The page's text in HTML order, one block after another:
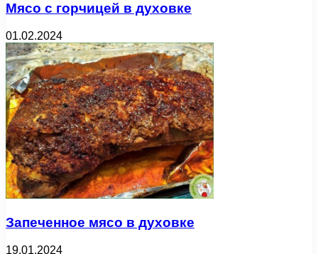
Мясо с горчицей в духовке
01.02.2024
Запеченное мясо в духовке
19.01.2024